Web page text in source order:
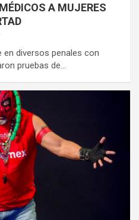
A MUJERES
en diversos penales con
pruebas de…